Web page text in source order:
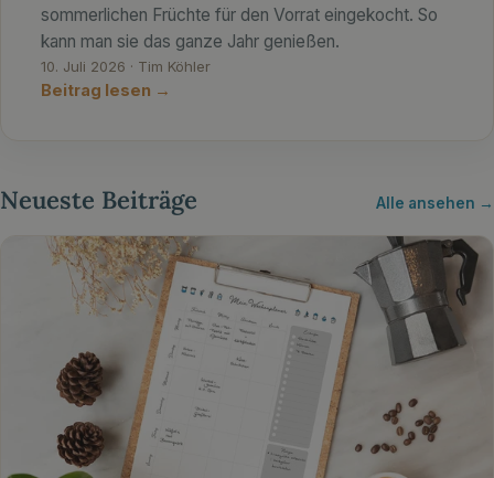
sommerlichen Früchte für den Vorrat eingekocht. So
kann man sie das ganze Jahr genießen.
10. Juli 2026 · Tim Köhler
Beitrag lesen →
Neueste Beiträge Alle ansehen →